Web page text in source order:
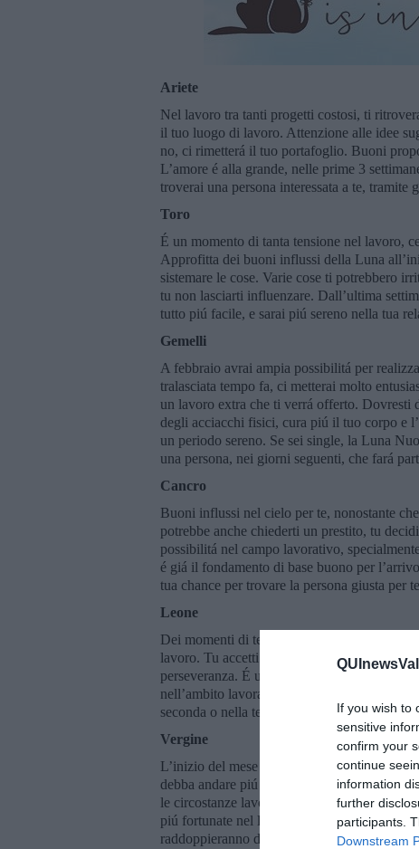
If you wish to
sensitive
confirm your
continue
information
further
participants.
Downstream
Ariete
Nel lavoro tra tanti progetti costosi, ti
il tuo luogo di lavoro. Attenzione alle idee
no, ci rimetterá il tuo portafoglio. Buoni
L’amore é alla grande, nelle prime 3
troverai una persona interessata a te, tramite
Toro
É un momento di tanta tensione nel lavoro,
Approfitta dei buoni influssi della Luna
sistemare le cose. Varie cose ti potrebbero
tu non lasciarti influenzare. Dall’ultima
tutto piú facile, e sarai piú sereno nella tua
Gemelli
A febbraio avrai ampia possibilitá per
tralasciata tempo fa, ci metterai molto
un lavoro extra che ti verrá offerto. Dovresti
degli acciacchi fisici, cura piú il tuo corpo e
un periodo sereno. Se sei single, la Luna
una persona, nei giorni seguenti, che fará
Cancro
Buoni influssi nel cielo per te, nonostante
potrebbe anche chiederti un prestito, tu
possibilitá nel campo lavorativo,
é giá il fondamento di base buono per
tua chance per trovare la persona giusta per
Leone
Dei momenti di tensione ti porterá l’inizio
lavoro. Tu accetti sempre le sfide, perché
perseveranza. É un momento molto buono,
nell’ambito lavorativo, o della tua vita
seconda o nella terza settimana del mese.
Vergine
L’inizio del mese di febbraio ti potrebbe
debba andare piú fuori per lavoro nei luoghi
le circostanze lavorative del tuo personale.
piú fortunate nel lavoro. Se stai cercando
raddoppieranno dall’ultima settimana del